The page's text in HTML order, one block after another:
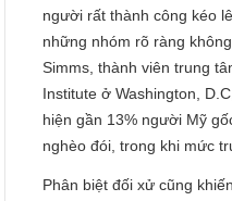
người rất thành công kéo
những nhóm rõ ràng
Simms, thành viên trung
Institute ở Washington,
hiện gần 13% người Mỹ
nghèo đói, trong khi mức
Phân biệt đối xử cũng